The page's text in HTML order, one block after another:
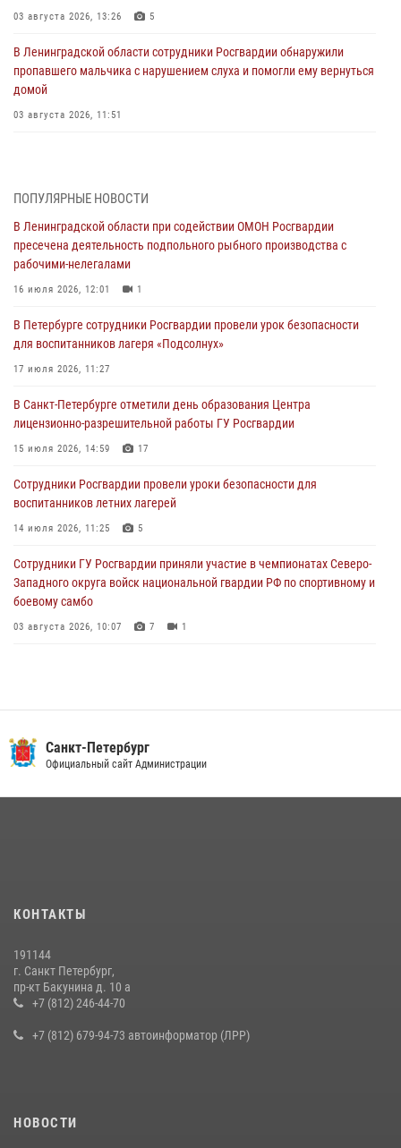
03 августа 2026, 13:26 5
В Ленинградской области сотрудники Росгвардии обнаружили
пропавшего мальчика с нарушением слуха и помогли ему вернуться
домой
03 августа 2026, 11:51
03 августа 2026, 10:15 1
Сотрудники ГУ Росгвардии приняли участие в чемпионатах Северо-
Западного округа войск национальной гвардии РФ по спортивному и
боевому самбо
03 августа 2026, 10:07
В Ленобласти сотрудники ОМОН Росгвардии оказали содействие
полиции в проведении профилактического мероприятия
03 августа 2026, 09:16
В Петербурге сотрудники Росгвардии обеспечили правопорядок в
День Воздушно-десантных войск
02 августа 2026, 19:30 10
Сотрудники Росгвардии на Пушкинской улице задержали двух
граждан, подозреваемых в попытке поджога одного из баров в
центре города
ПОПУЛЯРНЫЕ НОВОСТИ
В Ленинградской области при содействии ОМОН Росгвардии
пресечена деятельность подпольного рыбного производства с
рабочими-нелегалами
16 июля 2026, 12:01 1
В Петербурге сотрудники Росгвардии провели урок безопасности
для воспитанников лагеря «Подсолнух»
17 июля 2026, 11:27
В Санкт-Петербурге отметили день образования Центра
лицензионно-разрешительной работы ГУ Росгвардии
15 июля 2026, 14:59 17
Сотрудники Росгвардии провели уроки безопасности для
воспитанников летних лагерей
14 июля 2026, 11:25 5
Сотрудники ГУ Росгвардии приняли участие в чемпионатах Северо-
Западного округа войск национальной гвардии РФ по спортивному и
боевому самбо
03 августа 2026, 10:07 7 1
В Красногвардейском районе росгвардейцы задержали хулигана,
угрожавшего мужчине пневматическим пистолетом
на III Международном петербургском цифровом форуме
В Ленобласти сотрудники Росгвардии провели встречу с
воспитанниками детского клуба «Умные каникулы»
Санкт-Петербург
Официальный сайт Администрации
КОНТАКТЫ
191144
г. Санкт Петербург,
пр-кт Бакунина д. 10 а
+7 (812) 246-44-70
+7 (812) 679-94-73 автоинформатор (ЛРР)
НОВОСТИ